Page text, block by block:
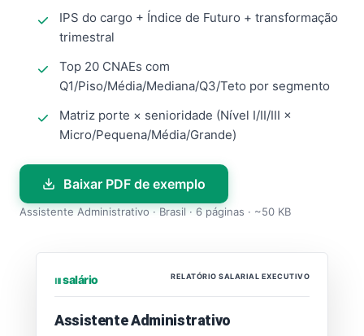
IPS do cargo + Índice de Futuro + transformação
trimestral
Top 20 CNAEs com
Q1/Piso/Média/Mediana/Q3/Teto por segmento
Matriz porte × senioridade (Nível I/II/III ×
Micro/Pequena/Média/Grande)
Baixar PDF de exemplo
Assistente Administrativo · Brasil · 6 páginas · ~50 KB
⏐⏐⏐ salário RELATÓRIO SALARIAL EXECUTIVO
Assistente Administrativo